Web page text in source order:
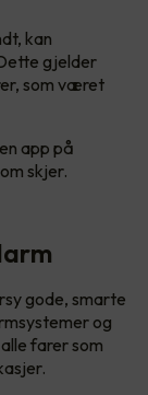
kan
gjelder
som været
app på
skjer.
gode, smarte
og
farer som